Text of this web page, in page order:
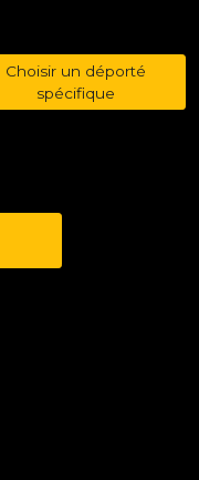
Choisir un déporté
spécifique